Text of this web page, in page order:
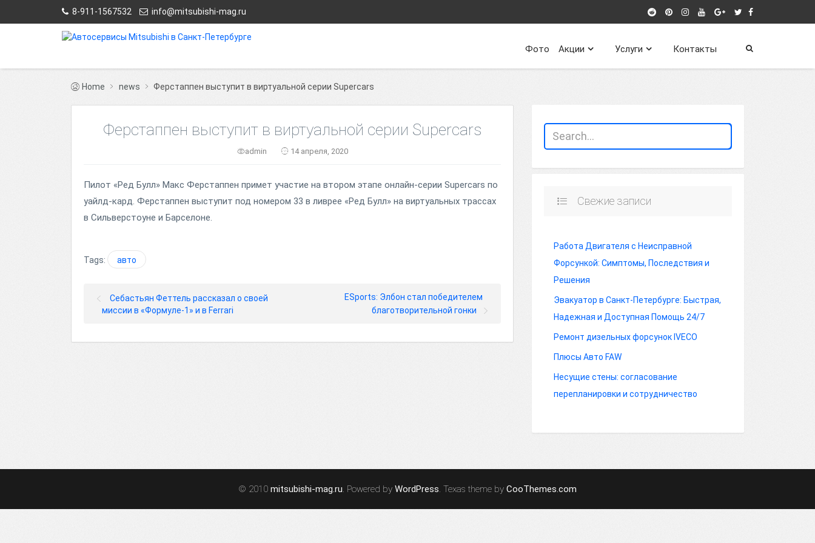
8-911-1567532 info@mitsubishi-mag.ru
Контакты
Услуги
Акции
Фото
Home news Ферстаппен выступит в виртуальной серии Supercars
Ферстаппен выступит в виртуальной серии Supercars
admin 14 апреля, 2020
Пилот «Ред Булл» Макс Ферстаппен примет участие на втором этапе онлайн-серии Supercars по
уайлд-кард. Ферстаппен выступит под номером 33 в ливрее «Ред Булл» на виртуальных трассах
в Сильверстоуне и Барселоне.
Tags: авто
Себастьян Феттель рассказал о своей
миссии в «Формуле-1» и в Ferrari
ESports: Элбон стал победителем
благотворительной гонки
Свежие записи
Работа Двигателя с Неисправной
Форсункой: Симптомы, Последствия и
Решения
Эвакуатор в Санкт-Петербурге: Быстрая,
Надежная и Доступная Помощь 24/7
Ремонт дизельных форсунок IVECO
Плюсы Авто FAW
Несущие стены: согласование
перепланировки и сотрудничество
© 2010 mitsubishi-mag.ru. Powered by WordPress. Texas theme by CooThemes.com